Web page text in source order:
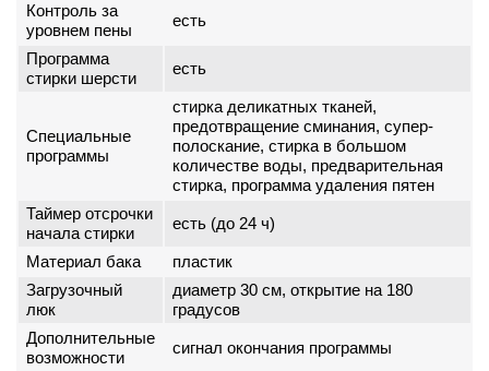
Контроль за
уровнем пены
есть
Программа
стирки шерсти
есть
Специальные
программы
стирка деликатных тканей,
предотвращение сминания, супер-
полоскание, стирка в большом
количестве воды, предварительная
стирка, программа удаления пятен
Таймер отсрочки
начала стирки
есть (до 24 ч)
Материал бака
пластик
Загрузочный
люк
диаметр 30 см, открытие на 180
градусов
Дополнительные
возможности
сигнал окончания программы